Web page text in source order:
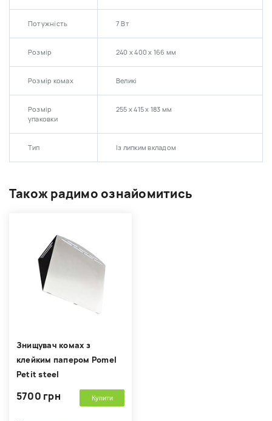
Потужність 7 Вт
Розмір 240 х 400 x 166 мм
Розмір комах Великі
Розмір
упаковки
255 х 415 х 183 мм
Тип Із липким вкладом
Також радимо ознайомитись
Знищувач комах з
клейким папером Pomel
Petit steel
5700 грн Купити